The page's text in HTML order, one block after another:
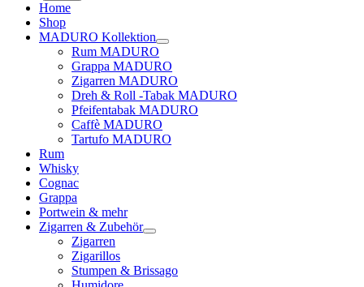
Home
Shop
MADURO Kollektion
Rum MADURO
Grappa MADURO
Zigarren MADURO
Dreh & Roll -Tabak MADURO
Pfeifentabak MADURO
Caffè MADURO
Tartufo MADURO
Rum
Whisky
Cognac
Grappa
Portwein & mehr
Zigarren & Zubehör
Zigarren
Zigarillos
Stumpen & Brissago